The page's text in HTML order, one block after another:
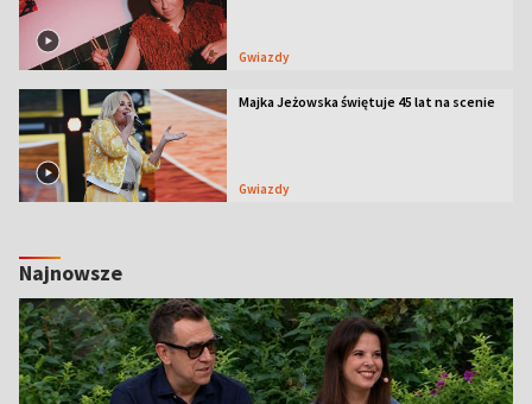
Gwiazdy
Majka Jeżowska świętuje 45 lat na scenie
Gwiazdy
Najnowsze